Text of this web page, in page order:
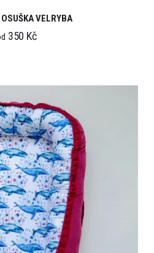
VELRYBA
350 Kč